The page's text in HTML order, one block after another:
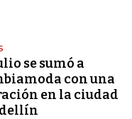
se sumó a
con una
en la ciudad